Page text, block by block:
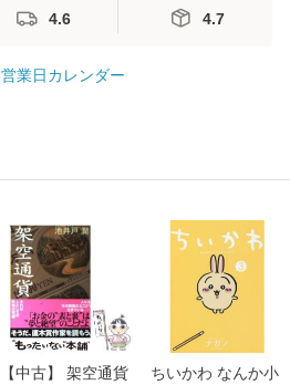
4.6 4.7
営業日カレンダー
【中古】 架空通貨
ちいかわ なんか小